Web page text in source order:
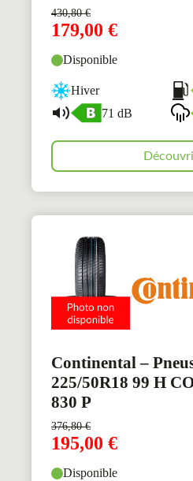
430,80€
179,00 €
Disponible
Hiver
71 dB
Continental –
225/50R18 99 H
830 P
376,80€
195,00 €
Disponible